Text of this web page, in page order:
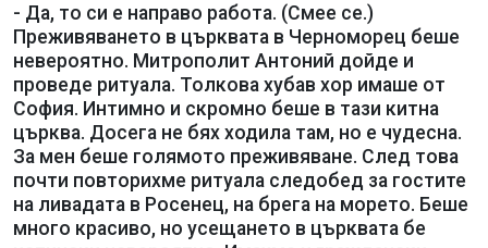
- Да, то си е направо работа. (Смее се.)
Преживяването в църквата в Черноморец беше
невероятно. Митрополит Антоний дойде и
проведе ритуала. Толкова хубав хор имаше от
София. Интимно и скромно беше в тази китна
църква. Досега не бях ходила там, но е чудесна.
За мен беше голямото преживяване. След това
почти повторихме ритуала следобед за гостите
на ливадата в Росенец, на брега на морето. Беше
много красиво, но усещането в църквата бе